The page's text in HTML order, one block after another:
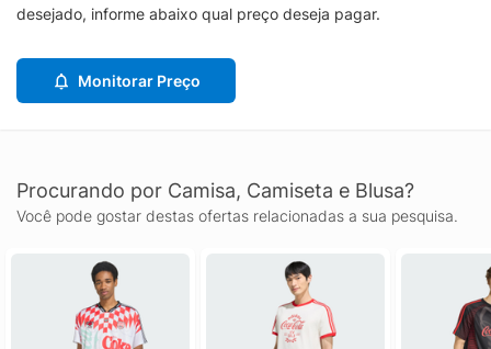
desejado, informe abaixo qual preço deseja pagar.
Monitorar Preço
Procurando por Camisa, Camiseta e Blusa?
Você pode gostar destas ofertas relacionadas a sua pesquisa.